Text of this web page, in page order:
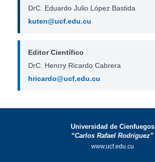
DrC. Eduardo Julio López Bastida
kuten@ucf.edu.cu
Editor Científico
DrC. Henrry Ricardo Cabrera
hricardo@ucf.edu.cu
Universidad de Cienfuegos
“Carlos Rafael Rodríguez”
www.ucf.edu.cu